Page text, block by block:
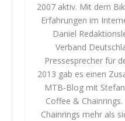
2007 aktiv. Mit dem
Erfahrungen im
Daniel
Verband
Pressesprecher für
2013 gab es einen
MTB-Blog mit
Coffee &
Chainrings mehr als